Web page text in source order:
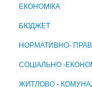
КОМУНАЛЬНІ
МІСЬКА ВИБОРЧА
ЕКОНОМІКА
БЮДЖЕТ
НОРМАТИВНО-
СОЦІАЛЬНО -
ЖИТЛОВО -